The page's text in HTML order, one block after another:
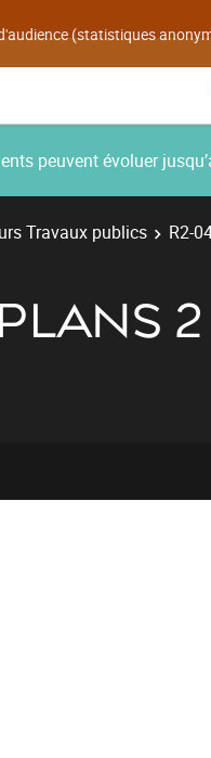
(statistiques
peuvent évoluer
Travaux publics R2-
2